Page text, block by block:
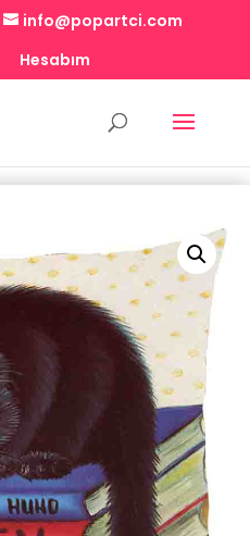
info@popartci.com
Hesabım